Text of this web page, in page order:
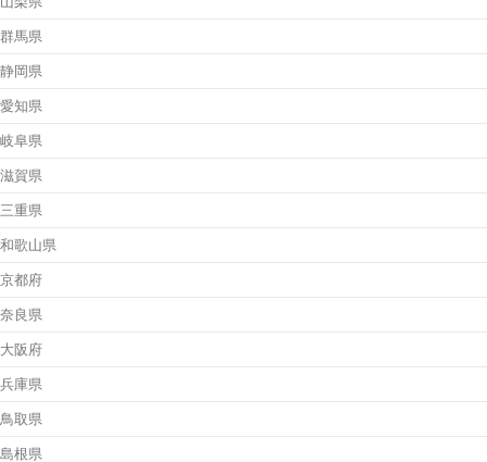
群馬県
静岡県
愛知県
岐阜県
滋賀県
三重県
和歌山県
京都府
奈良県
大阪府
兵庫県
鳥取県
島根県